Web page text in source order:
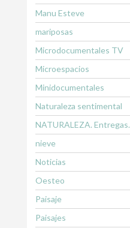
Manu Esteve
mariposas
Microdocumentales TV
Microespacios
Minidocumentales
Naturaleza sentimental
NATURALEZA. Entregas.
nieve
Noticias
Oesteo
Paisaje
Paisajes